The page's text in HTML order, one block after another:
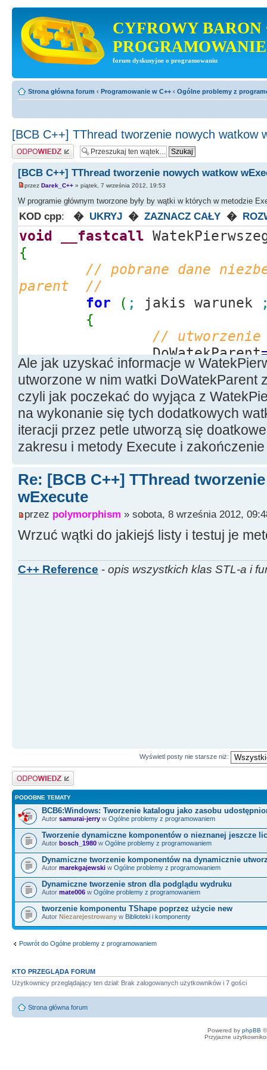
CYFROWY BARON
PROGRAMOWANIE
forum dyskusyjne o programowaniu
Strona główna forum ‹ Programowanie w C++ ‹ Ogólne problemy z
[BCB C++] TThread tworzenie nowych watkow
Odpowiedz
[BCB C++] TThread tworzenie nowych watkow
przez Darek_C++ » piątek, 7 września 2012, 19:53
W programie głównym tworzone były by wątki w których w metodzie
KOD cpp: � UKRYJ � ZAZNACZ CAŁY �
void __fastcall
{
// pobrane dane
parent //
for
( ; jakis warunek
{
// utworzenie
DoWatekParent
WatekParent(true);
DoWatekParent
MyOnTerminate;
DoWatekParent
this->
}
// kiedy nastapi
}
void __fastcall
*Sender)
Ale jak uzyskać informacje w
utworzone w nim watki DoWatekParent
czyli jak poczekać do wyjąca z
na wykonanie się tych dodatkowych
iteracji przez petle utworzą się
zakresu i metody Execute i
Re: [BCB C++] TThread
wExecute
przez polymorphism » sobota, 8 września 2012,
Wrzuć wątki do jakiejś listy i testuj je
C++ Reference - opis wszystkich klas STL-a i
Wyświetl posty nie starsze niż:
Odpowiedz
PODOBNE TEMATY
BCB6:Windows: Tworzenie katalogu jako zasobu
Autor samurai-jerry w Ogólne problemy z programowaniem
Tworzenie dynamiczne komponentów o nieznanej jeszcze
Autor bosch_1980 w Ogólne problemy z programowaniem
Dynamiczne tworzenie komponentów na dynamicznie
Autor marekgajewski w Ogólne problemy z programowaniem
Dynamiczne tworzenie stron dla podglądu wydruku
Autor mate006 w Ogólne problemy z programowaniem
tworzenie komponentu TShape poprzez użycie new
Autor Niezarejestrowany w Biblioteki i komponenty
Powrót do Ogólne problemy z programowaniem
KTO PRZEGLĄDA FORUM
Użytkownicy przeglądający ten dział: Brak zalogowanych użytkowników i 7 gości
Strona główna forum
Powered by phpBB
Przyjazne